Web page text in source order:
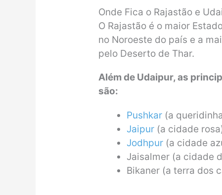
Onde Fica o Rajastão e
O Rajastão é o maior
no Noroeste do país e a
pelo Deserto de Thar.
Além de Udaipur, as
são:
Pushkar (a
Jaipur (a cidade
Jodhpur (a cidade
Jaisalmer (a cidade
Bikaner (a terra dos